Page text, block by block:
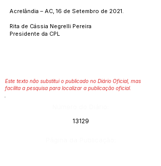
Acrelândia – AC, 16 de Setembro de 2021.
Rita de Cássia Negrelli Pereira
Presidente da CPL
Este texto não substitui o publicado no Diário Oficial, mas
facilita a pesquisa para localizar a publicação oficial.
13129